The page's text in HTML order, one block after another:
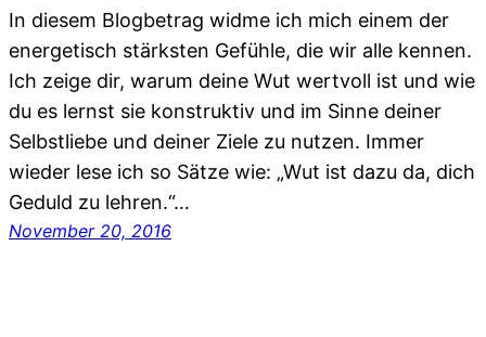
In diesem Blogbetrag widme ich mich einem der
energetisch stärksten Gefühle, die wir alle kennen.
Ich zeige dir, warum deine Wut wertvoll ist und wie
du es lernst sie konstruktiv und im Sinne deiner
Selbstliebe und deiner Ziele zu nutzen. Immer
wieder lese ich so Sätze wie: „Wut ist dazu da, dich
Geduld zu lehren.“…
November 20, 2016